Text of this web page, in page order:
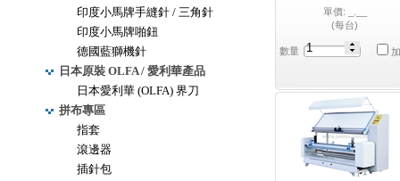
印度小馬牌手縫針 / 三角針
印度小馬牌啪鈕
德國藍獅機針
日本原裝 OLFA / 愛利華產品
日本愛利華 (OLFA) 界刀
拼布專區
指套
滾邊器
插針包
單價: _.__
(每台)
數量